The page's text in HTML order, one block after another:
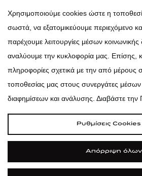
atticadps
Χρησιμοποιούμε cookies ώστε η
σωστά, να εξατομικεύουμε περιεχόμενο
παρέχουμε λειτουργίες μέσων
αναλύουμε την κυκλοφορία μας. Επίσης,
πληροφορίες σχετικά με την από μέρους
τοποθεσίας μας στους συνεργάτες μέσων
διαφημίσεων και ανάλυσης. Διαβάστε την
Ρυθμίσεις Cookies
Απόρριψη όλων